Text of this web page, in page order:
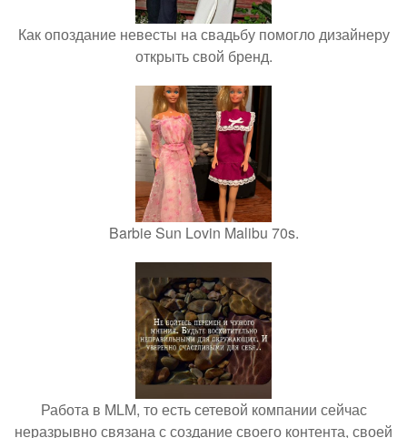
Как опоздание невесты на свадьбу помогло дизайнеру
открыть свой бренд.
Barbie Sun Lovin Malibu 70s.
Работа в MLM, то есть сетевой компании сейчас
неразрывно связана с создание своего контента, своей